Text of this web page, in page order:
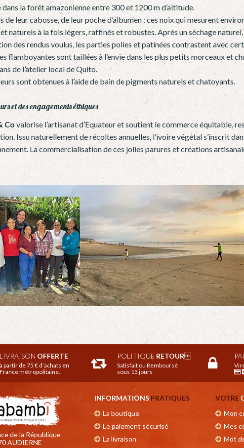
dans la forêt amazonienne entre 300 et 1200 m d’altitude.
de leur cabosse, de leur poche d’albumen : ces noix qui mesurent
naturels à la fois légers, raffinés et robustes. Après un séchage
des rendus voulus, les parties polies et patinées contrastent avec
flamboyantes sont taillées à l’envie dans les plus petits morceaux et
de l’atelier local de Quito.
sont obtenues à l’aide de bain de pigments naturels et chatoyants.
et des engagements éthiques
Co valorise l’artisanat d’Equateur et soutient le commerce équitable,
Issu naturellement de récoltes annuelles, l’ivoire végétal s’inscrit
La commercialisation de ces jolies parures et créations
LIVRAISON OFFERTE
à partir de 75 € d’achats en
France métropolitaine.
POLITIQUE RETOUR
Satisfait ou Remboursé
sous 15 jours
de la République
AUDIERNE
INFORMATIONS PRATIQUES
La boutique
Le paiement sécurisé
La livraison
VOTRE
Mon
Mes
Mot